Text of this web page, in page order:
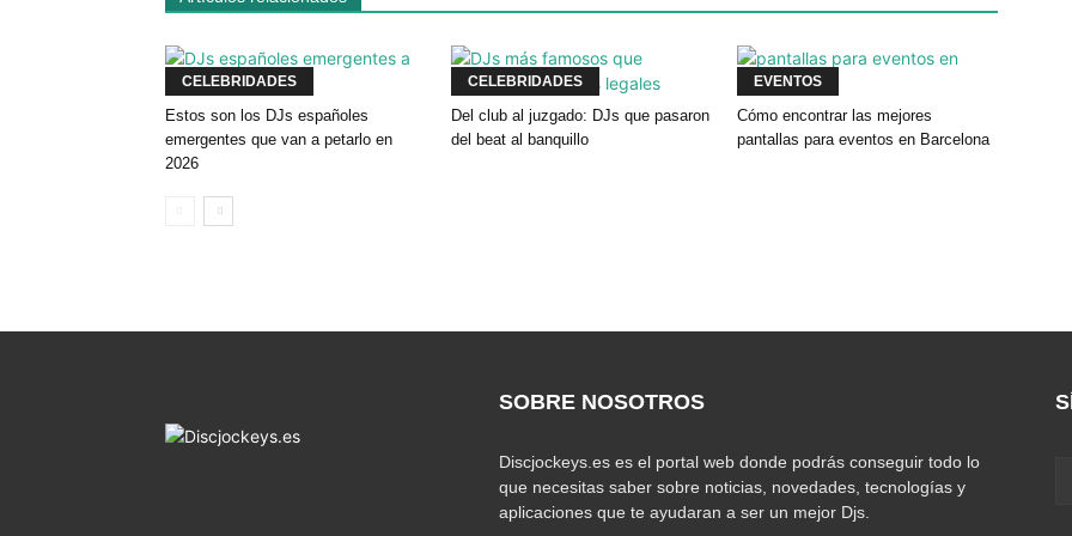
CELEBRIDADES
Estos son los DJs españoles
emergentes que van a petarlo en
2026
CELEBRIDADES
Del club al juzgado: DJs que pasaron
del beat al banquillo
EVENTOS
Cómo encontrar las mejores
pantallas para eventos en Barcelona
SOBRE NOSOTROS
Discjockeys.es es el portal web donde podrás conseguir todo lo
que necesitas saber sobre noticias, novedades, tecnologías y
aplicaciones que te ayudaran a ser un mejor Djs.